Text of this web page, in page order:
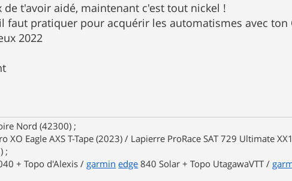
de t'avoir aidé, maintenant c'est tout nickel !
faut pratiquer pour acquérir les automatismes avec ton
2022
Nord (42300) ;
XO Eagle AXS T-Tape (2023) / Lapierre ProRace SAT 729 Ultimate
;
+ Topo d'Alexis / garmin edge 840 Solar + Topo UtagawaVTT /